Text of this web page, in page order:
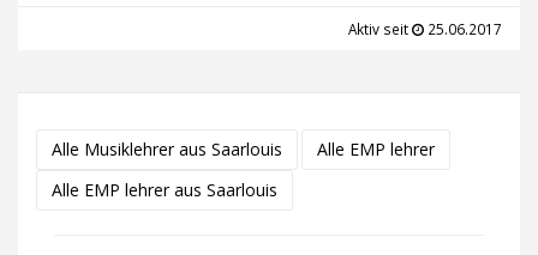
Aktiv seit 25.06.2017
Alle Musiklehrer aus Saarlouis
Alle EMP lehrer
Alle EMP lehrer aus Saarlouis